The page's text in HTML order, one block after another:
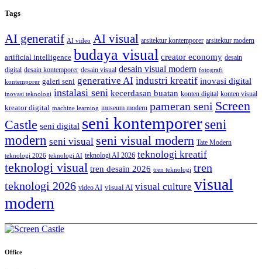
Tags
AI generatif AI video AI visual arsitektur kontemporer arsitektur modern
artificial intelligence budaya visual creator economy desain
digital desain kontemporer desain visual desain visual modern fotografi
kontemporer galeri seni generative AI industri kreatif inovasi digital
inovasi teknologi instalasi seni kecerdasan buatan konten digital konten visual
kreator digital machine learning museum modern pameran seni Screen
Castle seni digital seni kontemporer seni
modern seni visual seni visual modern Tate Modern
teknologi 2026 teknologi AI teknologi AI 2026 teknologi kreatif
teknologi visual tren desain 2026 tren teknologi tren
teknologi 2026 video AI visual AI visual culture visual
modern
Office